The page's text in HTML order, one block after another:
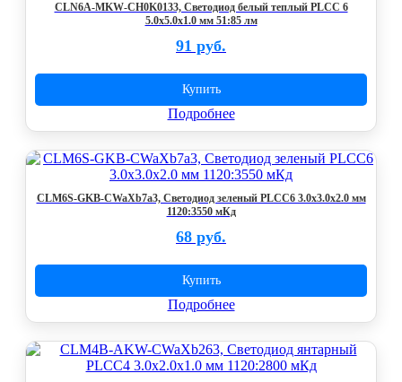
CLN6A-MKW-CH0K0133, Светодиод белый теплый PLCC 6
5.0x5.0x1.0 мм 51:85 лм
91 руб.
Купить
Подробнее
CLM6S-GKB-CWaXb7a3, Светодиод зеленый PLCC6 3.0x3.0x2.0 мм
1120:3550 мКд
68 руб.
Купить
Подробнее